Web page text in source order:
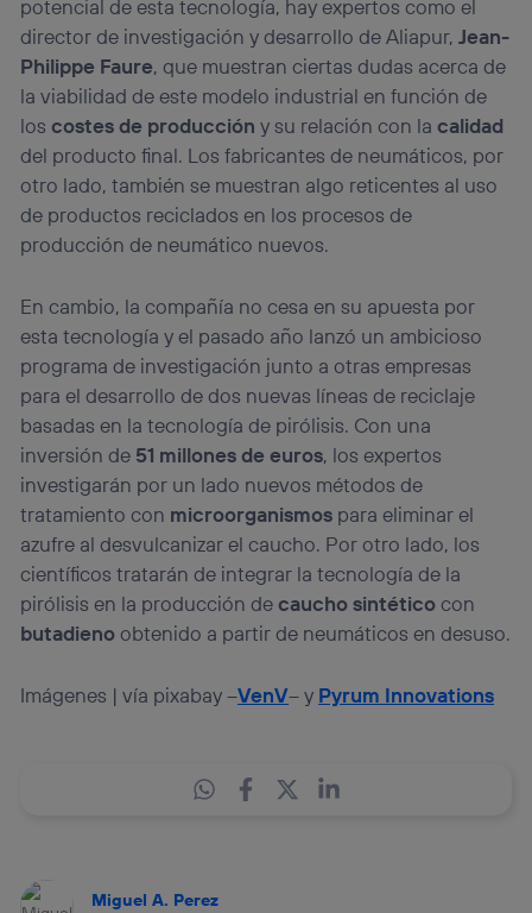
potencial de esta tecnología, hay expertos como el
director de investigación y desarrollo de Aliapur,Jean-
Philippe Faure, que muestran ciertas dudas acerca de
la viabilidad de este modelo industrial en función de
loscostes de producción y su relación con lacalidad
del producto final. Los fabricantes de neumáticos, por
otro lado, también se muestran algo reticentes al uso
de productos reciclados en los procesos de
producción de neumático nuevos.
En cambio, la compañía no cesa en su apuesta por
esta tecnología y el pasado año lanzó un ambicioso
programa de investigación junto a otras empresas
para el desarrollo de dos nuevas líneas de reciclaje
basadas en la tecnología de pirólisis. Con una
inversión de 51 millones de euros, los expertos
investigarán por un lado nuevos métodos de
tratamiento con microorganismos para eliminar el
azufre al desvulcanizar el caucho. Por otro lado, los
científicos tratarán de integrar la tecnología de la
pirólisis en la producción decaucho sintéticocon
butadienoobtenido a partir de neumáticos en desuso.
Imágenes | vía pixabay –VenV– y Pyrum Innovations
Miguel A. Perez